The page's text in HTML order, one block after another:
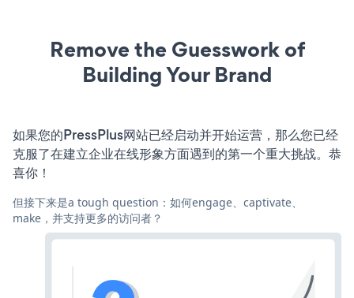
Remove the Guesswork of
Building Your Brand
如果您的PressPlus网站已经启动并开始运营，那么您已经
克服了在建立企业在线形象方面遇到的第一个重大挑战。恭
喜你！
但接下来是a tough question：如何engage、captivate、
make，并支持更多的访问者？